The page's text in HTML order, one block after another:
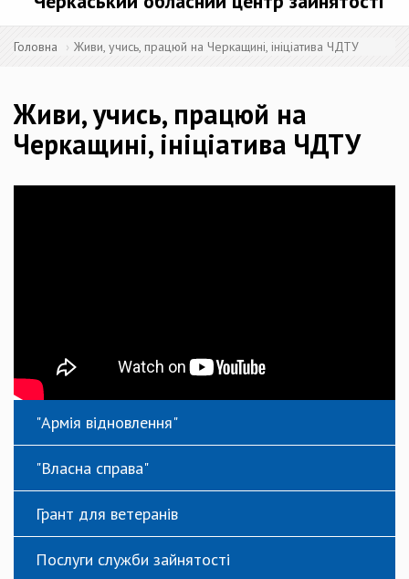
Головна Живи, учись, працюй на Черкащині, ініціатива ЧДТУ
Живи, учись, працюй на
Черкащині, ініціатива ЧДТУ
"Армія відновлення"
"Власна справа"
Грант для ветеранів
Послуги служби зайнятості